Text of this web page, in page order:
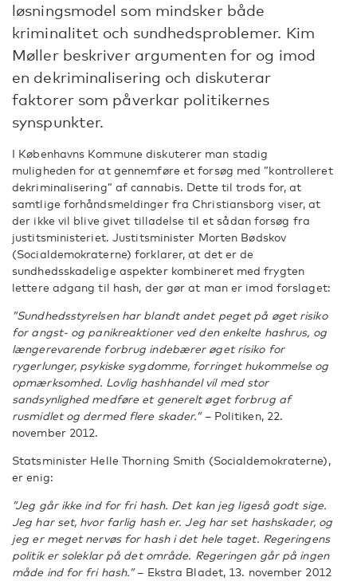
løsningsmodel som mindsker både
kriminalitet och sundhedsproblemer. Kim
Møller beskriver argumenten for og imod
en dekriminalisering och diskuterar
faktorer som påverkar politikernes
synspunkter.
I Københavns Kommune diskuterer man stadig
muligheden for at gennemføre et forsøg med ”kontrolleret
dekriminalisering” af cannabis. Dette til trods for, at
samtlige forhåndsmeldinger fra Christiansborg viser, at
der ikke vil blive givet tilladelse til et sådan forsøg fra
justitsministeriet. Justitsminister Morten Bødskov
(Socialdemokraterne) forklarer, at det er de
sundhedsskadelige aspekter kombineret med frygten
lettere adgang til hash, der gør at man er imod forslaget:
”Sundhedsstyrelsen har blandt andet peget på øget risiko
for angst- og panikreaktioner ved den enkelte hashrus, og
længerevarende forbrug indebærer øget risiko for
rygerlunger, psykiske sygdomme, forringet hukommelse og
opmærksomhed. Lovlig hashhandel vil med stor
sandsynlighed medføre et generelt øget forbrug af
rusmidlet og dermed flere skader.”– Politiken, 22.
november 2012.
Statsminister Helle Thorning Smith (Socialdemokraterne),
er enig:
”Jeg går ikke ind for fri hash. Det kan jeg ligeså godt sige.
Jeg har set, hvor farlig hash er. Jeg har set hashskader, og
jeg er meget nervøs for hash i det hele taget. Regeringens
politik er soleklar på det område. Regeringen går på ingen
måde ind for fri hash.”– Ekstra Bladet, 13. november 2012